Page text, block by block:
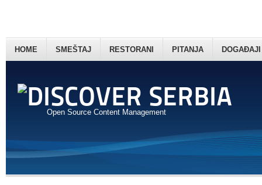
Open Source Content Management
HOME SMEŠTAJ RESTORANI PITANJA DOGAĐAJI